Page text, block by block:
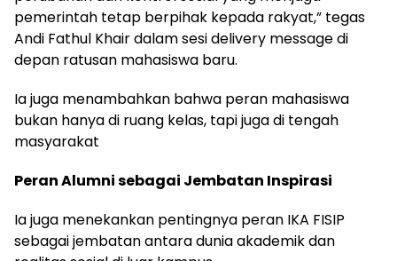
pemerintah tetap berpihak kepada rakyat,” tegas
Andi Fathul Khair dalam sesi delivery message di
depan ratusan mahasiswa baru.
Ia juga menambahkan bahwa peran mahasiswa
bukan hanya di ruang kelas, tapi juga di tengah
masyarakat
Peran Alumni sebagai Jembatan Inspirasi
Ia juga menekankan pentingnya peran IKA FISIP
sebagai jembatan antara dunia akademik dan